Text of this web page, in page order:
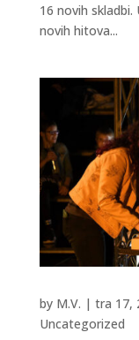
16 novih
novih hitova...
by M.V. | tra 17,
Uncategorized